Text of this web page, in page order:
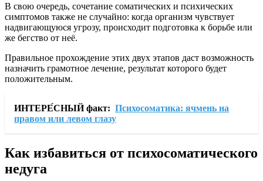
В свою очередь, сочетание соматических и психических
симптомов также не случайно: когда организм чувствует
надвигающуюся угрозу, происходит подготовка к борьбе или
же бегство от неё.
Правильное прохождение этих двух этапов даст возможность
назначить грамотное лечение, результат которого будет
положительным.
ИНТЕРЕ́СНЫЙ факт: Психосоматика: ячмень на
правом или левом глазу
Как избавиться от психосоматического
недуга